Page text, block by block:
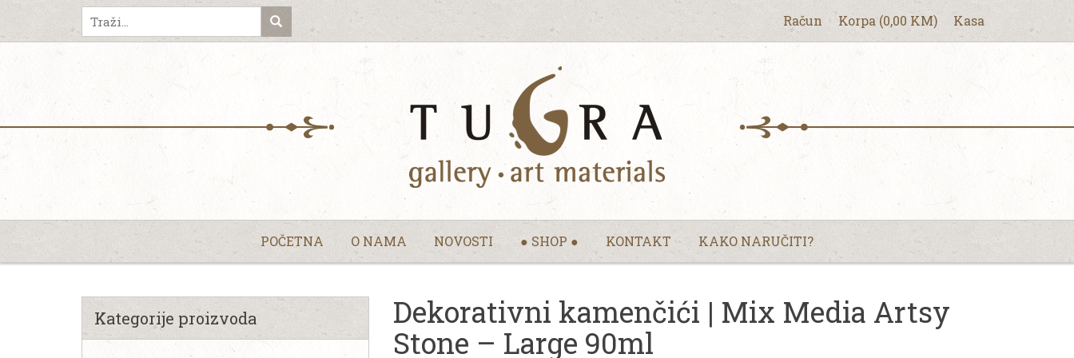
Račun Korpa (0,00 KM) Kasa
POČETNA O NAMA NOVOSTI ● SHOP ● KONTAKT KAKO NARUČITI?
Dekorativni kamenčići | Mix Media Artsy
Stone – Large 90ml
Kategorije proizvoda